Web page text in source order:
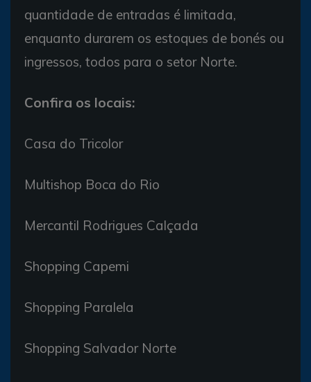
quantidade de entradas é limitada,
enquanto durarem os estoques de bonés ou
ingressos, todos para o setor Norte.
Confira os locais:
Casa do Tricolor
Multishop Boca do Rio
Mercantil Rodrigues Calçada
Shopping Capemi
Shopping Paralela
Shopping Salvador Norte